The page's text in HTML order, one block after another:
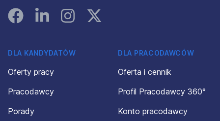
FacebookLinked InInstagramInstagram
DLA KANDYDATÓW
Oferty pracy
Pracodawcy
Porady
DLA PRACODAWCÓW
Oferta i cennik
Profil Pracodawcy 360°
Konto pracodawcy